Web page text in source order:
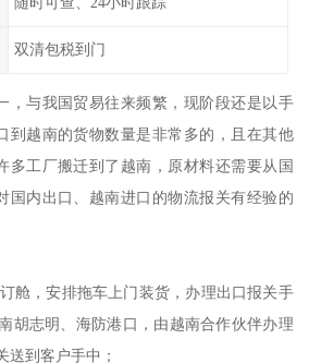
双清包税到门
，与我国贸易往来频繁，现阶段还是以手
到越南的货物数量是非常多的，且在其他
多工厂搬迁到了越南，原材料还需要从国
国内出口、越南进口的物流报关有经验的
舱，安排拖车上门装货，办理出口报关手
胡志明、海防港口，由越南合作伙伴办理
送到客户手中；